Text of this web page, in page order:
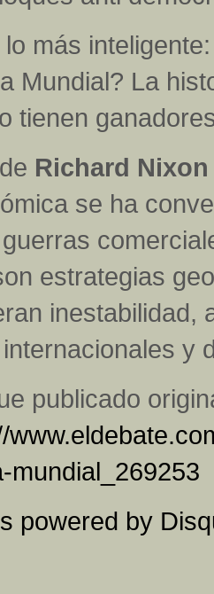
más
Mundial? La
tienen
Richard
se ha
estrategias
inestabilidad,
y
publicado
mundial_269253
powered by